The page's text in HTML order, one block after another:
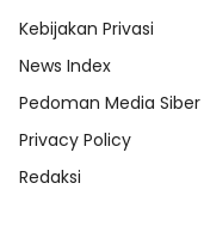
Kebijakan Privasi
News Index
Pedoman Media Siber
Privacy Policy
Redaksi